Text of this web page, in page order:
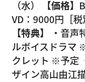
（水）
【価格】
VD：9000円［税
【特典】
・音声
ルボイスドラマ
クレット ※予定
ザイン高山由江